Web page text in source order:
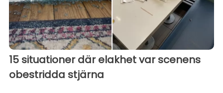
15 situationer där elakhet var scenens
obestridda stjärna